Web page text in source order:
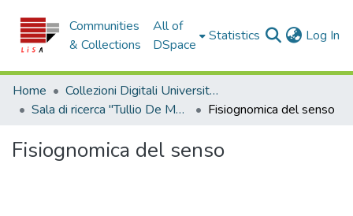
Communities
& Collections
All of
DSpace
Statistics Log In
Home
Collezioni Digitali Università della Calabria
Sala di ricerca "Tullio De Mauro"
Fisiognomica del senso
Fisiognomica del senso